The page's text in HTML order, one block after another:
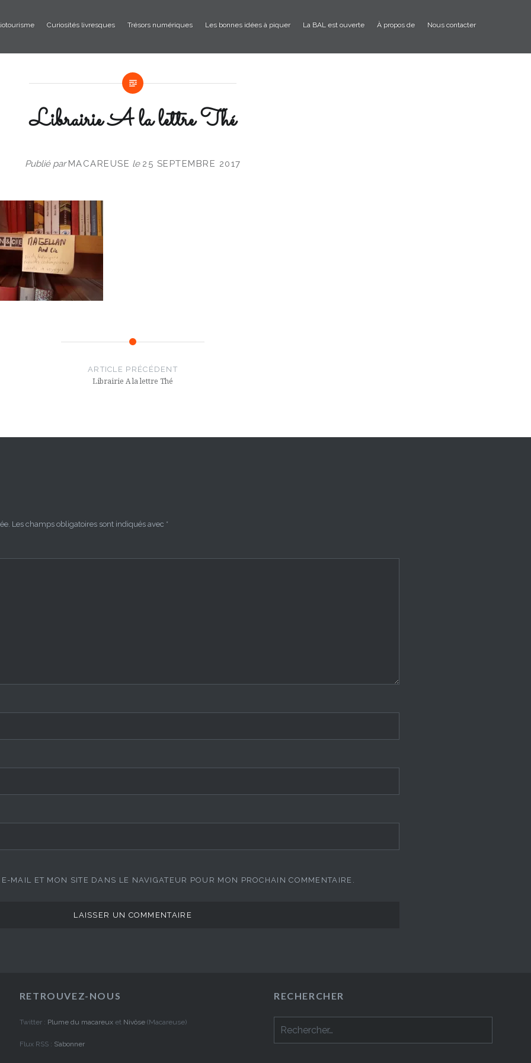
Curiosités livresques Trésors numériques Les bonnes idées à piquer La BAL est ouverte À propos de Nous contacter
Librairie A la lettre Thé
Publié parMACAREUSE le 25 SEPTEMBRE 2017
ARTICLE PRÉCÉDENT
Librairie A la lettre Thé
Les champs obligatoires sont indiqués avec *
MAIL ET MON SITE DANS LE NAVIGATEUR POUR MON PROCHAIN COMMENTAIRE.
RETROUVEZ-NOUS
Twitter : Plume du macareuxet Nivôse (Macareuse)
Flux RSS : S’abonner
RECHERCHER